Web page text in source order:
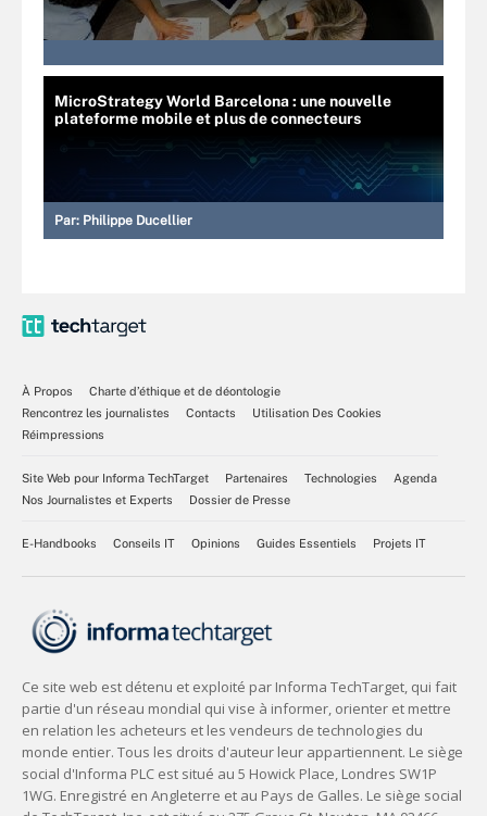
MicroStrategy World Barcelona : une nouvelle
plateforme mobile et plus de connecteurs
Par: Philippe Ducellier
À Propos
Charte d’éthique et de déontologie
Rencontrez les journalistes
Contacts
Utilisation Des Cookies
Réimpressions
Site Web pour Informa TechTarget Partenaires Technologies
Agenda
Nos Journalistes et Experts
Dossier de Presse
E-Handbooks Conseils IT Opinions Guides Essentiels Projets IT